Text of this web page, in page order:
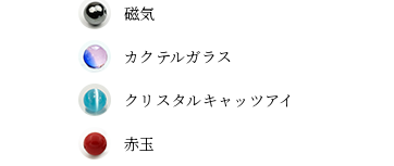
磁気
カクテルガラス
クリスタルキャッツアイ
赤玉